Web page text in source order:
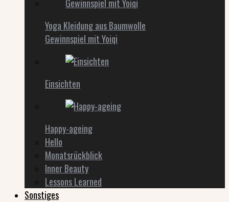
Yoga Kleidung aus Baumwolle
Gewinnspiel mit Yoiqi
Einsichten
Happy-ageing
Hello
Monatsrückblick
Inner Beauty
Lessons Learned
Sonstiges